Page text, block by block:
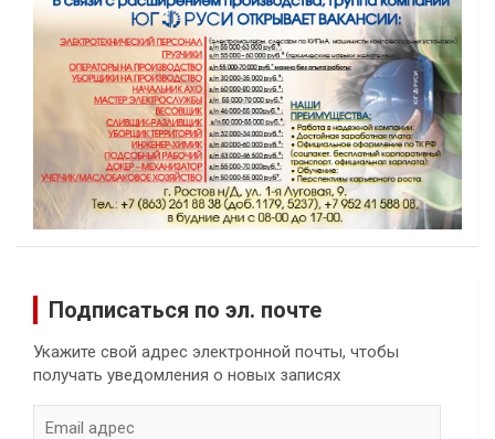
Подписаться по эл. почте
Укажите свой адрес электронной почты, чтобы
получать уведомления о новых записях